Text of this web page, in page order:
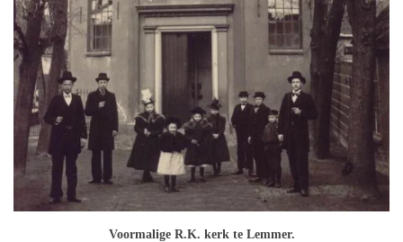
Voormalige R.K. kerk te Lemmer.